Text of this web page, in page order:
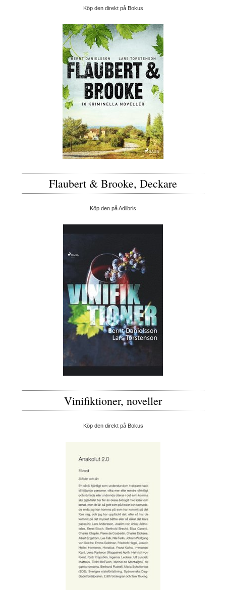
Köp den direkt på Bokus
Flaubert & Brooke, Deckare
Köp den på Adlibris
Vinifiktioner, noveller
Köp den direkt på Bokus